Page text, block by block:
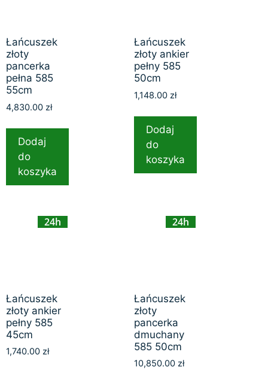
Łańcuszek
złoty
pancerka
pełna 585
55cm
4,830.00 zł
Dodaj
do
koszyka
Łańcuszek
złoty ankier
pełny 585
50cm
1,148.00 zł
Dodaj
do
koszyka
24h
Łańcuszek
złoty ankier
pełny 585
45cm
1,740.00 zł
24h
Łańcuszek
złoty
pancerka
dmuchany
585 50cm
10,850.00 zł